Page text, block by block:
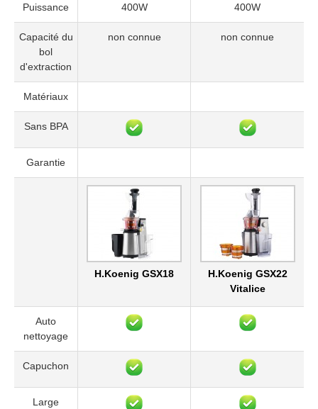
Puissance 400W 400W
Capacité du
bol
d'extraction
non connue non connue
Matériaux
Sans BPA
Garantie
H.Koenig GSX18
H.Koenig GSX22
Vitalice
Auto
nettoyage
Capuchon
Large